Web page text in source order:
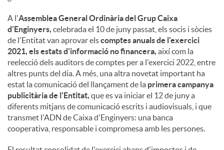
A l'Assemblea General Ordinària del Grup Caixa
d'Enginyers, celebrada el 10 de juny passat, els socis i sòcies
de l'Entitat van aprovar elscomptes anuals de l'exercici
2021, els estats d'informació no financera, així com la
reelecció dels auditors de comptes per a l'exercici 2022, entre
altres punts del dia. A més, una altra novetat important ha
estat la comunicació del llançament de la primera campanya
publicitària de l'Entitat, que es va iniciar el 12 de juny a
diferents mitjans de comunicació escrits i audiovisuals, i que
transmet l'ADN de Caixa d'Enginyers: una banca
cooperativa, responsable i compromesa amb les persones.